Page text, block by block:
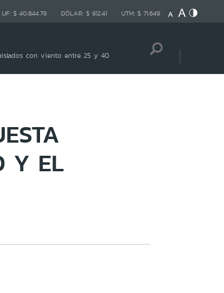
UF: $ 40.844,79 DÓLAR: $ 912,41 UTM: $ 71.649
con viento entre 25 y 40
Y EL